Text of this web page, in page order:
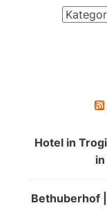
Hotel in
Bethuberhof